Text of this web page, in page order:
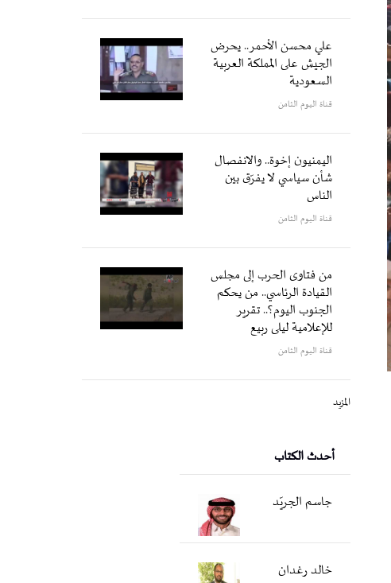
علي محسن الأحمر.. يحرض
الجيش على المملكة العربية
السعودية
قناة اليوم الثامن
اليمنيون إخوة.. والانفصال
شأن سياسي لا يفرّق بين
الناس
قناة اليوم الثامن
من فتاوى الحرب إلى مجلس
القيادة الرئاسي.. من يحكم
الجنوب اليوم؟.. تقرير
للإعلامية ليلى ربيع
قناة اليوم الثامن
المزيد
أحدث الكتاب
جاسم الجريّد
خالد رغدان